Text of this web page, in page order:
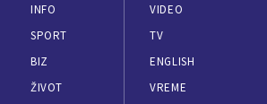
INFO
SPORT
BIZ
ŽIVOT
VIDEO
TV
ENGLISH
VREME